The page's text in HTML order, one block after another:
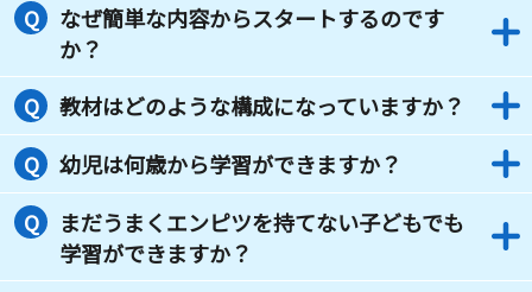
なぜ簡単な内容からスタートするのです
か？
教材はどのような構成になっていますか？
幼児は何歳から学習ができますか？
まだうまくエンピツを持てない子どもでも
学習ができますか？